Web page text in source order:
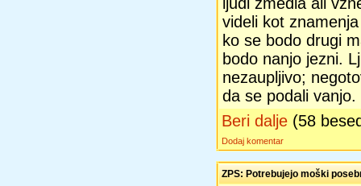
videli kot
ko se bodo drugi
bodo nanjo jezni.
nezaupljivo;
da se podali vanjo.
Beri dalje (58
Dodaj komentar
ZPS: Potrebujejo moški